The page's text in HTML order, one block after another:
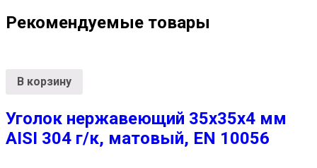
Рекомендуемые товары
В корзину
Уголок нержавеющий 35х35х4 мм
AISI 304 г/к, матовый, EN 10056